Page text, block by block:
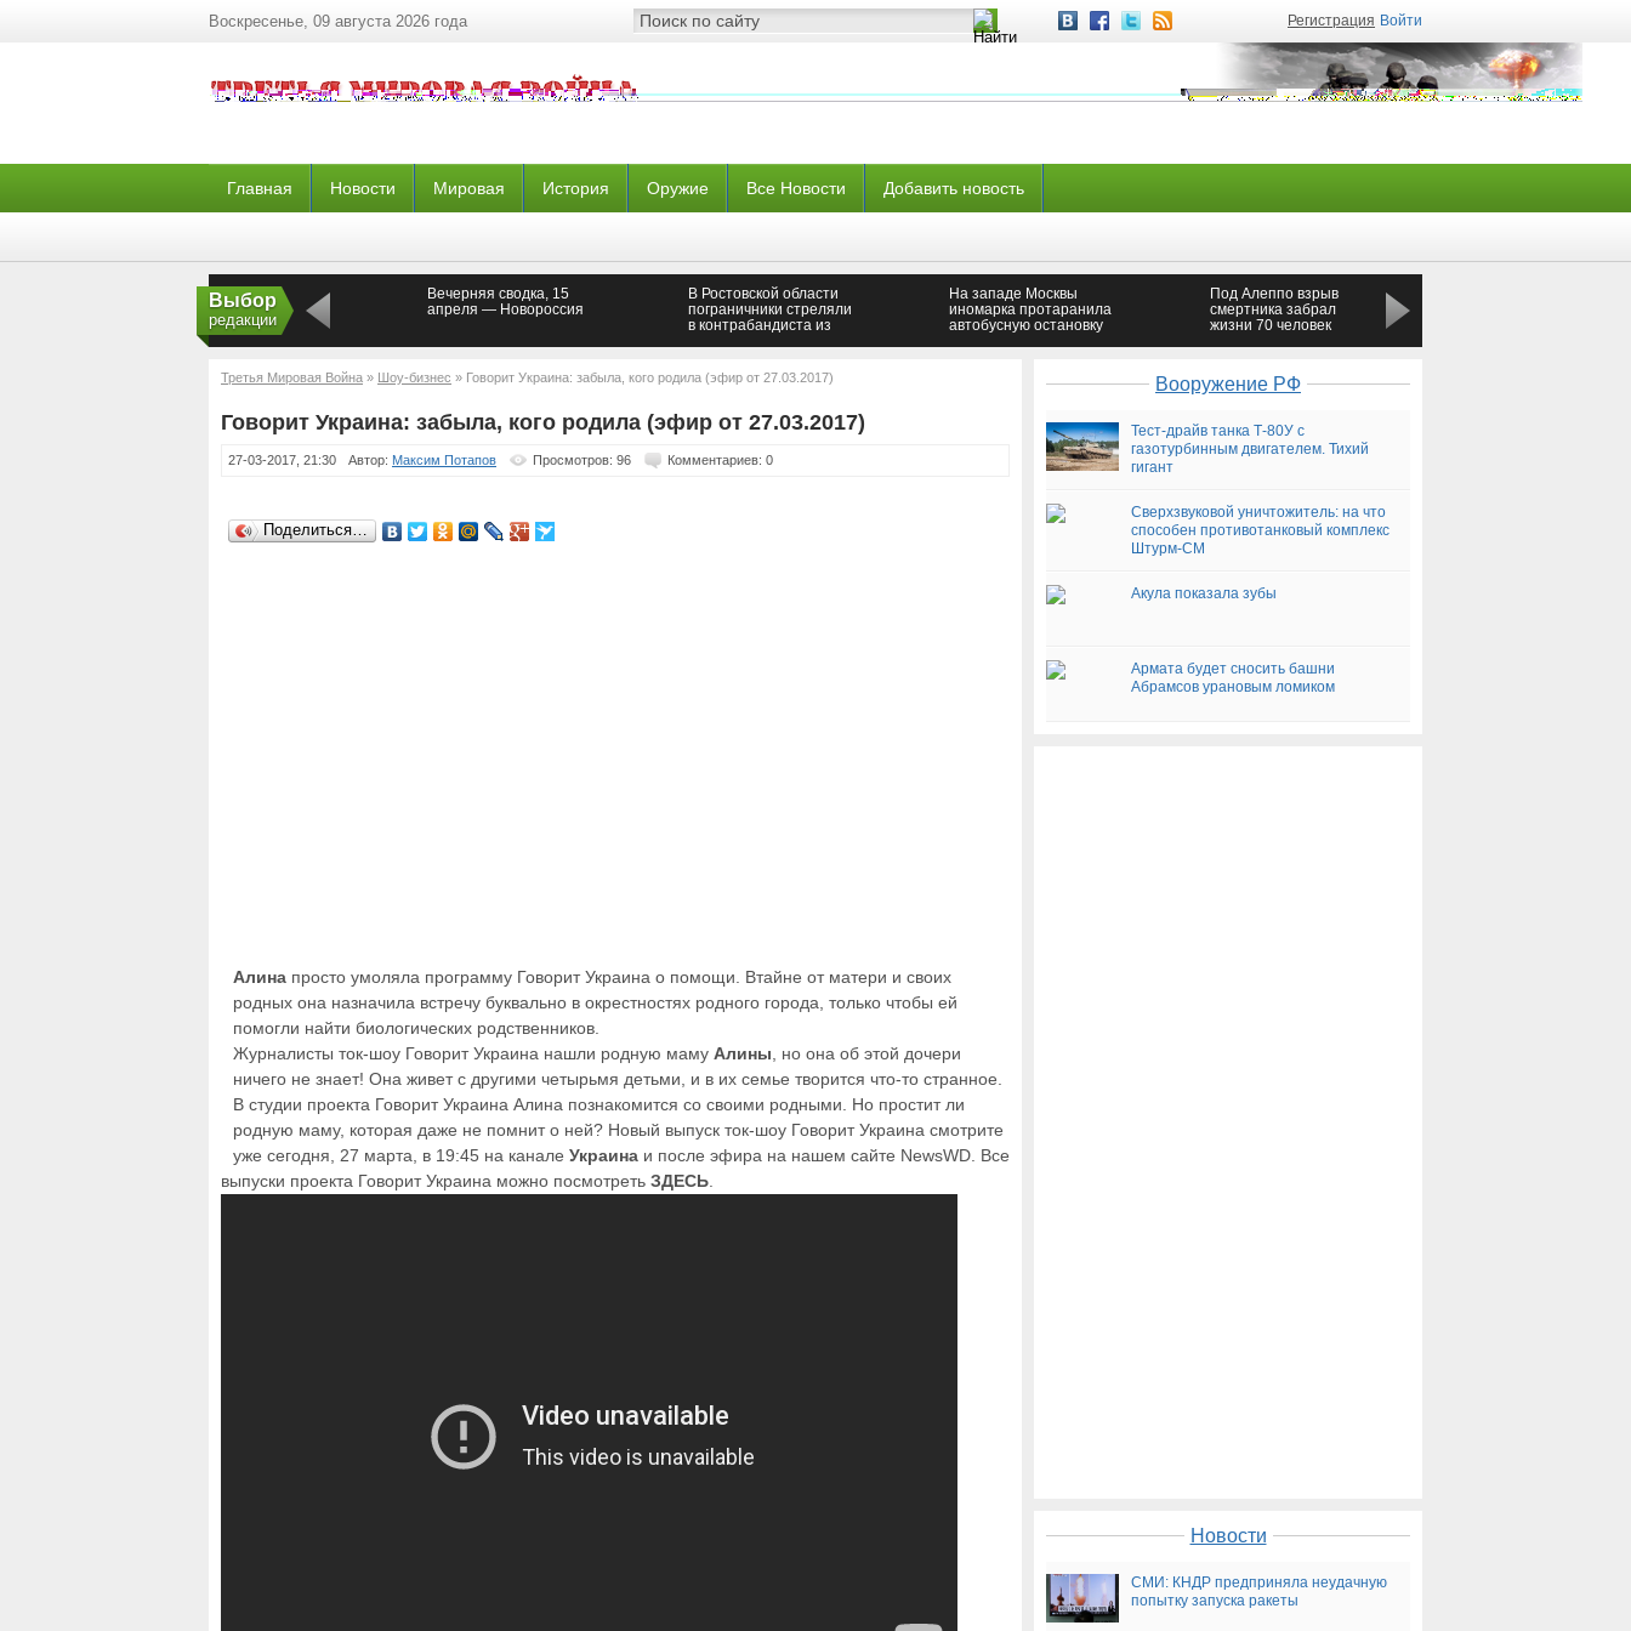
Воскресенье, 09 августа 2026 года Регистрация Войти
Главная Новости Мировая История Оружие Все Новости Добавить новость
Выбор
редакции
Вечерняя сводка, 15
апреля — Новороссия
В Ростовской области
пограничники стреляли
в контрабандиста из
На западе Москвы
иномарка протаранила
автобусную остановку
Под Алеппо взрыв
смертника забрал
жизни 70 человек
Третья Мировая Война » Шоу-бизнес » Говорит Украина: забыла, кого родила (эфир от 27.03.2017)
Говорит Украина: забыла, кого родила (эфир от 27.03.2017)
27-03-2017, 21:30 Автор: Максим Потапов Просмотров: 96 Комментариев: 0
Поделиться…
Алина просто умоляла программу Говорит Украина о помощи. Втайне от матери и своих
родных она назначила встречу буквально в окрестностях родного города, только чтобы ей
помогли найти биологических родственников.
Журналисты ток-шоу Говорит Украина нашли родную маму Алины , но она об этой дочери
ничего не знает! Она живет с другими четырьмя детьми, и в их семье творится что-то странное.
В студии проекта Говорит Украина Алина познакомится со своими родными. Но простит ли
родную маму, которая даже не помнит о ней? Новый выпуск ток-шоу Говорит Украина смотрите
уже сегодня, 27 марта, в 19:45 на канале Украина и после эфира на нашем сайте NewsWD. Все
выпуски проекта Говорит Украина можно посмотреть ЗДЕСЬ
Вооружение РФ
Тест-драйв танка Т-80У с
газотурбинным двигателем. Тихий
гигант
Сверхзвуковой уничтожитель: на что
способен противотанковый комплекс
Штурм-СМ
Акула показала зубы
Армата будет сносить башни
Абрамсов урановым ломиком
Новости
СМИ: КНДР предприняла неудачную
попытку запуска ракеты